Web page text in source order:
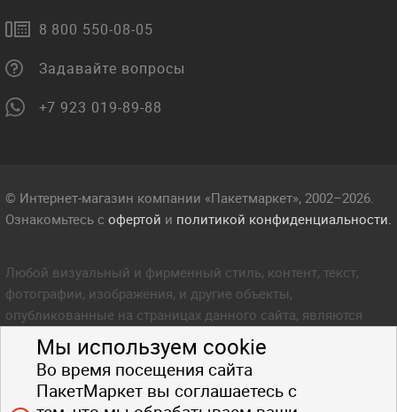
Мы используем cookie
Во время посещения сайта
ПакетМаркет вы соглашаетесь с
8 800 550-08-05
Задавайте вопросы
+7 923 019-89-88
© Интернет-магазин компании «Пакетмаркет», 2002–2026.
Ознакомьтесь с офертой и политикой конфиденциальности.
Любой визуальный и фирменный стиль, контент, текст,
фотографии, изображения, и другие объекты,
опубликованные на страницах данного сайта, являются
объектом прав интеллектуальной собственности компании
Пакетмаркет. Любое копирование стиля, контента, текста,
фотографий, изображений и других объектов данного сайта
запрещено.